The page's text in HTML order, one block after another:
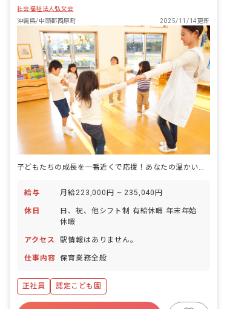
休みが申請しやすいです。 ◆職員の半数
が子育て経験者なので、育児や家庭の都
合にも理解があるフラットな職場です。
子どもの急な体調不良や学校行事にも対
応可能です。 前々年度は2名産休を取得
しました。今年度は1名産休を取得し
て、1名復帰予定者がいらっしゃいま
す！
園、地域の大きな輪の中で受けたたくさ
んの愛情を力に変えて、子どもたちが心
豊かに育つことを願っています。 ■クラ
ス編成 0歳12名、1歳18名、2歳24名 3
歳25名、4歳25名、5歳27名 一人だけに
負担がかからないように補助スタッフ、
フリー保育士、他のクラスの保育士が協
力し合い、仕事を分担しながらシフトな
ども出来る限り柔軟に対応しています。
社会福祉法人弘文会
沖縄県/中頭郡西原町
2025/11/14更新
給与 月給223,000円 ~ 235,040円
休日
日、祝、他シフト制 有給休暇 年末年始
休暇
アクセス 駅情報はありません。
仕事内容 保育業務全般
正社員 認定こども園